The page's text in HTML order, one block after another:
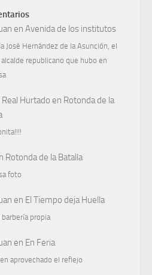
en Avenida de los institutos
José Hernández de la Asunción, el
republicano que hubo en
Real Hurtado en Rotonda de la
Rotonda de la Batalla
foto
en El Tiempo deja Huella
barbería propia
en En Feria
aprovechado el reflejo